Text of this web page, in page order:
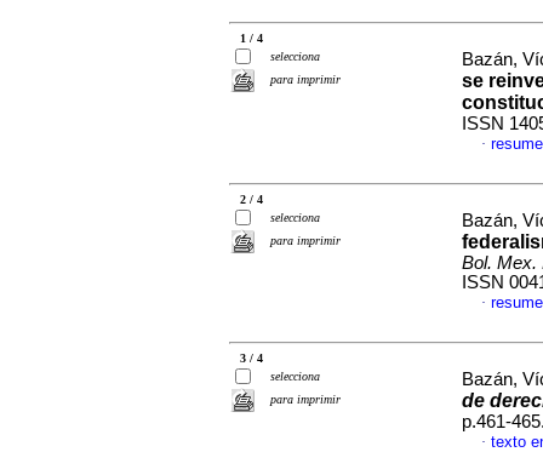
1 / 4
selecciona
para imprimir
Bazán,
se
ISSN
·
2 / 4
selecciona
para imprimir
Bazán,
Bol. Mex.
ISSN
·
3 / 4
selecciona
para imprimir
Bazán,
de
p.461-
· texto